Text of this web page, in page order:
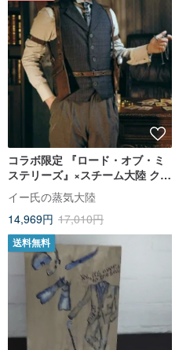
コラボ限定 『ロード・オブ・ミ
ステリーズ』×スチーム大陸 クラ
インシリーズ メンズスーツ ベス
ト
イー氏の蒸気大陸
14,969円 17,010円
送料無料